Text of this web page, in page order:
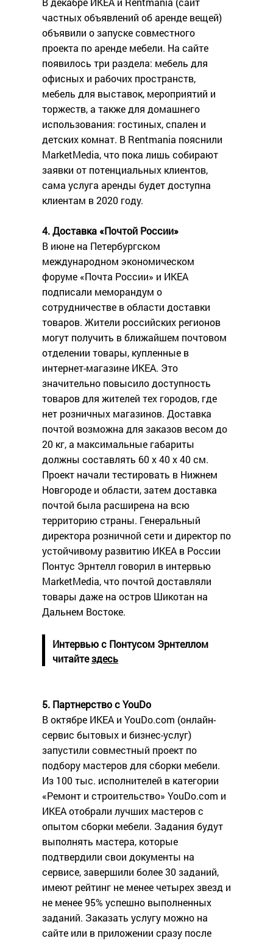
частных объявлений об аренде вещей)
объявили о запуске совместного
проекта по аренде мебели. На сайте
появилось три раздела: мебель для
офисных и рабочих пространств,
мебель для выставок, мероприятий и
торжеств, а также для домашнего
использования: гостиных, спален и
детских комнат. В Rentmania пояснили
MarketMedia, что пока лишь собирают
заявки от потенциальных клиентов,
сама услуга аренды будет доступна
клиентам в 2020 году.
4. Доставка «Почтой России»
В июне на Петербургском
международном экономическом
форуме «Почта России» и ИКЕА
подписали меморандум о
сотрудничестве в области доставки
товаров. Жители российских регионов
могут получить в ближайшем почтовом
отделении товары, купленные в
интернет-магазине ИКЕА. Это
значительно повысило доступность
товаров для жителей тех городов, где
нет розничных магазинов. Доставка
почтой возможна для заказов весом до
20 кг, а максимальные габариты
должны составлять 60 х 40 х 40 см.
Проект начали тестировать в Нижнем
Новгороде и области, затем доставка
почтой была расширена на всю
территорию страны. Генеральный
директора розничной сети и директор по
устойчивому развитию ИКЕА в России
Понтус Эрнтелл говорил в интервью
MarketMediа, что почтой доставляли
товары даже на остров Шикотан на
Дальнем Востоке.
Интервью с Понтусом Эрнтеллом
читайтездесь
5. Партнерство с YouDo
В октябре ИКЕА и YouDo.com (онлайн-
сервис бытовых и бизнес-услуг)
запустили совместный проект по
подбору мастеров для сборки мебели.
Из 100 тыс. исполнителей в категории
«Ремонт и строительство» YouDo.com и
ИКЕА отобрали лучших мастеров с
опытом сборки мебели. Задания будут
выполнять мастера, которые
подтвердили свои документы на
сервисе, завершили более 30 заданий,
имеют рейтинг не менее четырех звезд и
не менее 95% успешно выполненных
заданий. Заказать услугу можно на
сайте или в приложении сразу после